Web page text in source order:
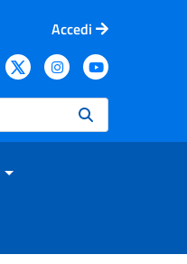
Accedi